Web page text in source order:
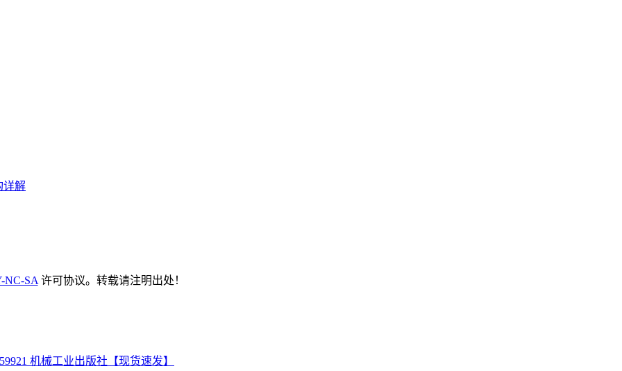
详解
NC-SA 许可协议。转载请注明出处！
机械工业出版社【现货速发】